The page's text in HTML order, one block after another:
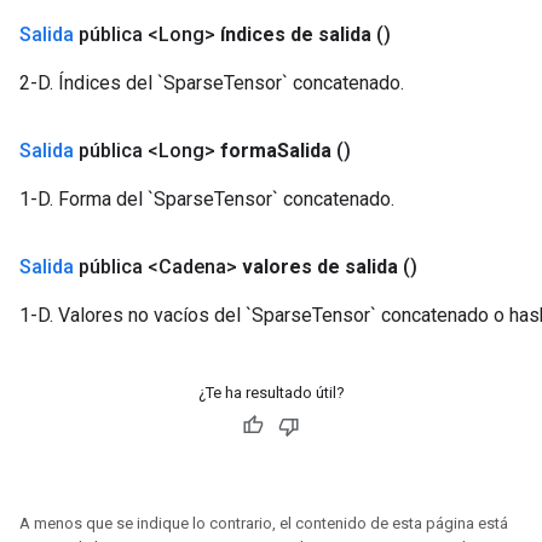
Salida pública <Long> índices de salida ()
2-D. Índices del `SparseTensor` concatenado.
Salida pública <Long> formaSalida ()
1-D. Forma del `SparseTensor` concatenado.
Salida pública <Cadena> valores de salida ()
1-D. Valores no vacíos del `SparseTensor` concatenado o
¿Te ha resultado útil?
A menos que se indique lo contrario, el contenido de esta página está